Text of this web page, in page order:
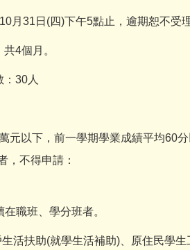
月31日(四)下午5點止，逾期恕不受理
4個月。
30人
元以下，前一學期學業成績平均60分
，不得申請：
職班、學分班者。
活扶助(就學生活補助)、原住民學